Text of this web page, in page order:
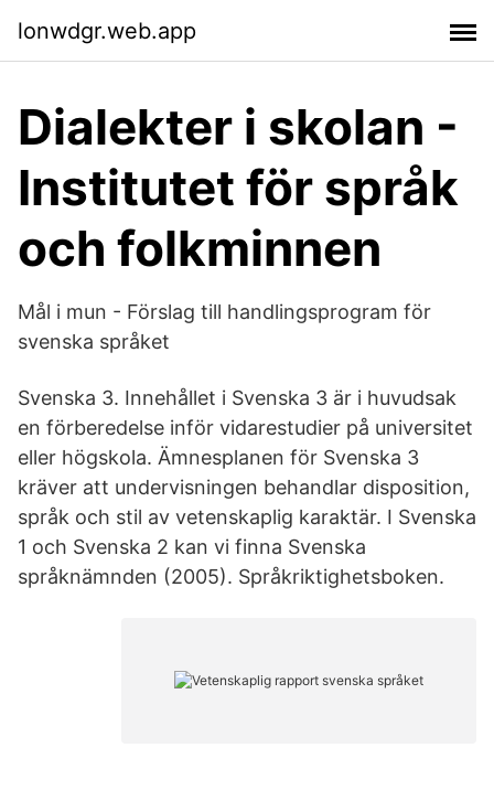
lonwdgr.web.app
Dialekter i skolan -
Institutet för språk
och folkminnen
Mål i mun - Förslag till handlingsprogram för
svenska språket
Svenska 3. Innehållet i Svenska 3 är i huvudsak
en förberedelse inför vidarestudier på universitet
eller högskola. Ämnesplanen för Svenska 3
kräver att undervisningen behandlar disposition,
språk och stil av vetenskaplig karaktär. I Svenska
1 och Svenska 2 kan vi finna Svenska
språknämnden (2005). Språkriktighetsboken.